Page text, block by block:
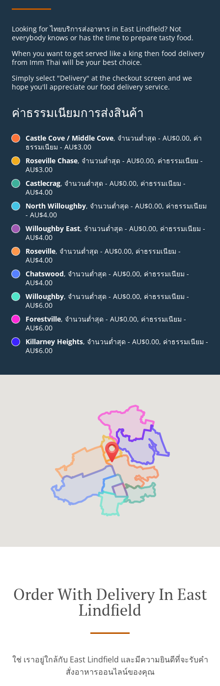
Looking for ไทยบริการส่งอาหาร in East Lindfield? Not
everybody knows or has the time to prepare tasty food.
When you want to get served like a king then food delivery
from Imm Thai will be your best choice.
Simply select "Delivery" at the checkout screen and we
hope you'll appreciate our food delivery service.
ค่าธรรมเนียมการส่งสินค้า
Castle Cove / Middle Cove, จำนวนต่ำสุด - AU$0.00, ค่า
ธรรมเนียม - AU$3.00
Roseville Chase, จำนวนต่ำสุด - AU$0.00, ค่าธรรมเนียม -
AU$3.00
Castlecrag, จำนวนต่ำสุด - AU$0.00, ค่าธรรมเนียม -
AU$4.00
North Willoughby, จำนวนต่ำสุด - AU$0.00, ค่าธรรมเนียม
- AU$4.00
Willoughby East, จำนวนต่ำสุด - AU$0.00, ค่าธรรมเนียม -
AU$4.00
Roseville, จำนวนต่ำสุด - AU$0.00, ค่าธรรมเนียม -
AU$4.00
Chatswood, จำนวนต่ำสุด - AU$0.00, ค่าธรรมเนียม -
AU$4.00
Willoughby, จำนวนต่ำสุด - AU$0.00, ค่าธรรมเนียม -
AU$6.00
Forestville, จำนวนต่ำสุด - AU$0.00, ค่าธรรมเนียม -
AU$6.00
Killarney Heights, จำนวนต่ำสุด - AU$0.00, ค่าธรรมเนียม -
AU$6.00
Order With Delivery In East
Lindfield
ใช่ เราอยู่ใกล้กับ East Lindfield และมีความยินดีที่จะรับคำ
สั่งอาหารออนไลน์ของคุณ